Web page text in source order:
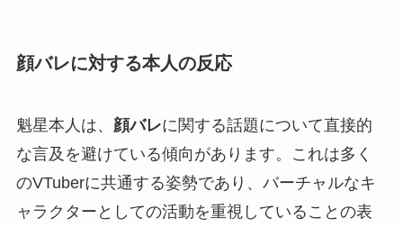
顔バレに対する本人の反応
魁星本人は、 顔バレに関する話題について直接的
な言及を避けている傾向があります。これは多く
のVTuberに共通する姿勢であり、バーチャルなキ
ャラクターとしての活動を重視していることの表